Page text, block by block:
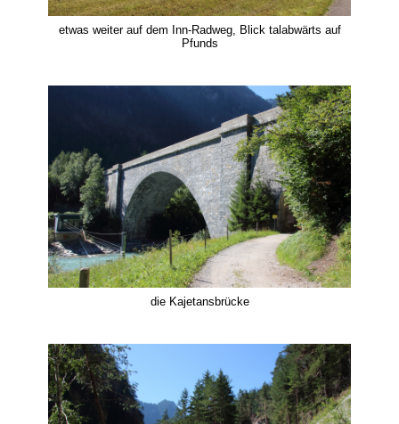
etwas weiter auf dem Inn-Radweg, Blick talabwärts auf
Pfunds
die Kajetansbrücke